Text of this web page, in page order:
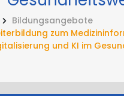
Bildungsangebote
zum
und KI im